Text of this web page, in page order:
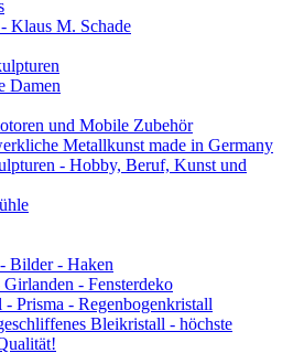
Klaus M. Schade
Damen
und Mobile Zubehör
Metallkunst made in Germany
- Hobby, Beruf, Kunst und
Bilder - Haken
- Fensterdeko
Prisma - Regenbogenkristall
Bleikristall - höchste